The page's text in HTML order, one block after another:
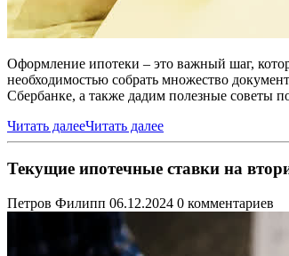
Оформление ипотеки – это важный шаг,
необходимостью собрать множество
Сбербанке, а также дадим полезные советы
Читать далееЧитать далее
Текущие ипотечные ставки на
Петров Филипп 06.12.2024 0 комментариев